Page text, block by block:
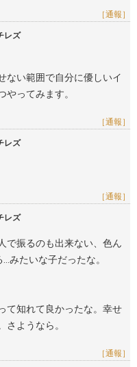
［通報］
レズ
ない範囲で自分に優しいイ
やってみます。
［通報］
レズ
［通報］
レズ
で振るのも出来ない、色ん
みたいな子だったな。
て知れて良かったな。幸せ
さようなら。
［通報］